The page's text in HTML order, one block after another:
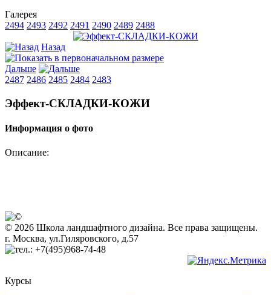
Галерея
2494 2493 2492 2491 2490 2489 2488
Назад
Дальше
2487 2486 2485 2484 2483
Эффект-СКЛАДКИ-КОЖИ
Информация о фото
Описание:
© 2026 Школа ландшафтного дизайна. Все права защищены.
г. Москва, ул.Гиляровского, д.57
+7(495)968-74-48
Курсы